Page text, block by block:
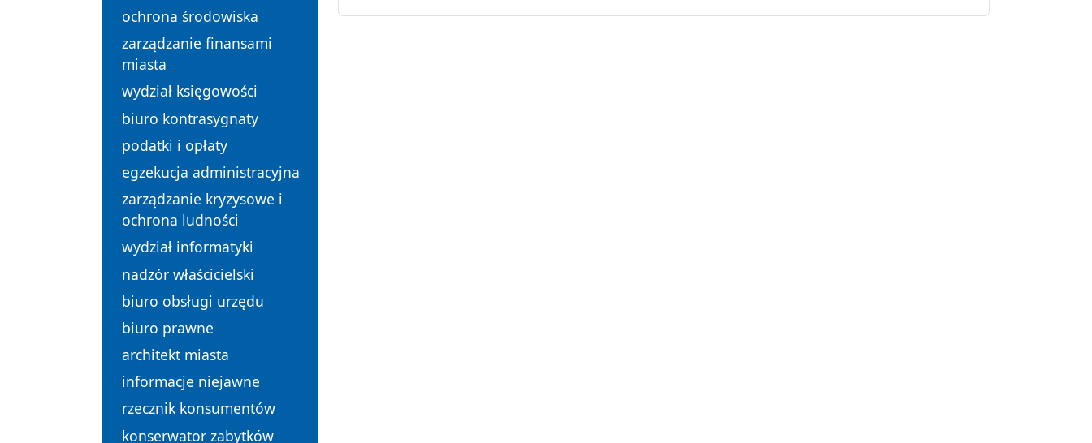
ochrona środowiska
zarządzanie finansami
miasta
wydział księgowości
biuro kontrasygnaty
podatki i opłaty
egzekucja administracyjna
zarządzanie kryzysowe i
ochrona ludności
wydział informatyki
nadzór właścicielski
biuro obsługi urzędu
biuro prawne
architekt miasta
informacje niejawne
rzecznik konsumentów
konserwator zabytków